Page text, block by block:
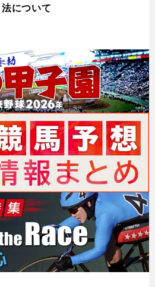
法について